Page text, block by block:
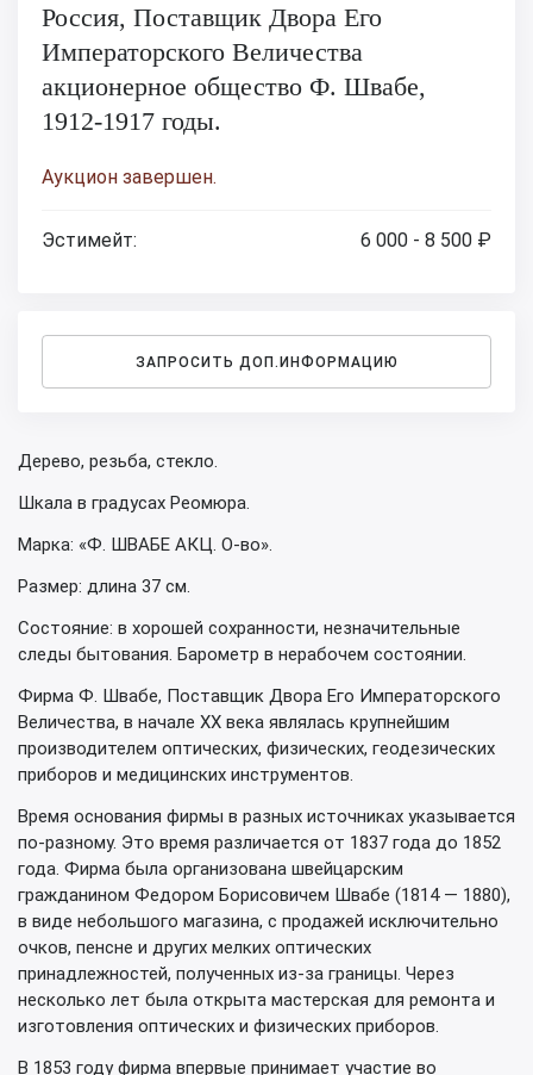
Россия, Поставщик Двора Его
Императорского Величества
акционерное общество Ф. Швабе,
1912-1917 годы.
Аукцион завершен.
Эстимейт: 6 000 - 8 500 ₽
ЗАПРОСИТЬ ДОП.ИНФОРМАЦИЮ
Дерево, резьба, стекло.
Шкала в градусах Реомюра.
Марка: «Ф. ШВАБЕ АКЦ. О-во».
Размер: длина 37 см.
Состояние: в хорошей сохранности, незначительные
следы бытования. Барометр в нерабочем состоянии.
Фирма Ф. Швабе, Поставщик Двора Его Императорского
Величества, в начале ХХ века являлась крупнейшим
производителем оптических, физических, геодезических
приборов и медицинских инструментов.
Время основания фирмы в разных источниках указывается
по-разному. Это время различается от 1837 года до 1852
года. Фирма была организована швейцарским
гражданином Федором Борисовичем Швабе (1814 — 1880),
в виде небольшого магазина, с продажей исключительно
очков, пенсне и других мелких оптических
принадлежностей, полученных из-за границы. Через
несколько лет была открыта мастерская для ремонта и
изготовления оптических и физических приборов.
В 1853 году фирма впервые принимает участие во